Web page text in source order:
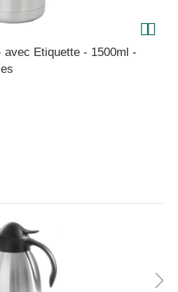
avec Etiquette - 1500ml -